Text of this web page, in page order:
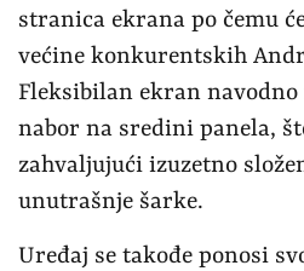
stranica ekrana po čemu
većine konkurentskih
Fleksibilan ekran
nabor na sredini panela,
zahvaljujući izuzetno
unutrašnje šarke.
Uređaj se takođe ponosi